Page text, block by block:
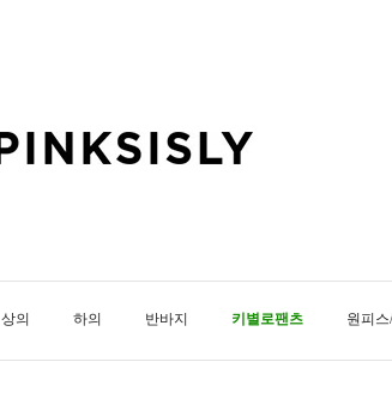
상의 하의 반바지 키별로팬츠 원피